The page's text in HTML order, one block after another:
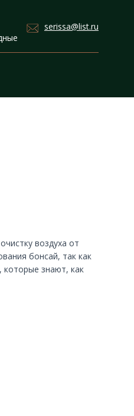
serissa@list.ru
воздуха от
бонсай, так как
знают, как